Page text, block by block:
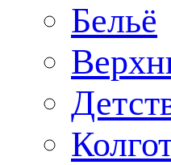
Бельё